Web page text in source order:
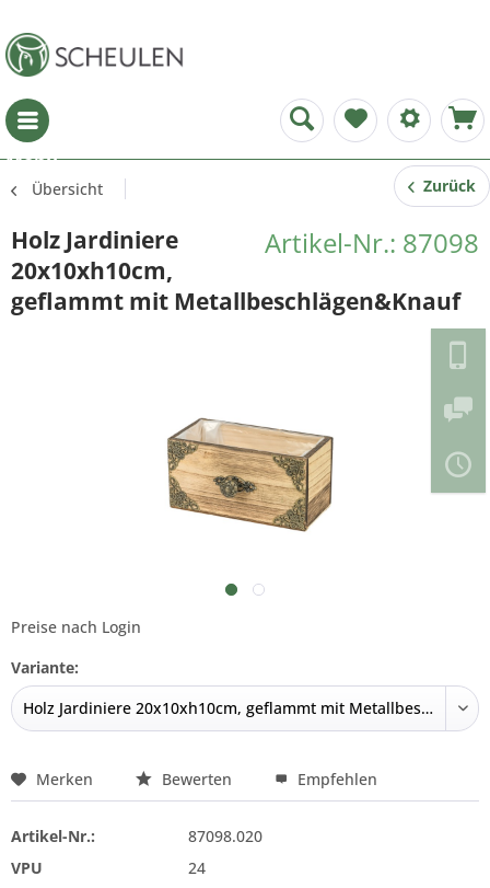
Menü
Übersicht Zurück
Artikel-Nr.: 87098
Holz Jardiniere
20x10xh10cm,
geflammt mit Metallbeschlägen&Knauf
Preise nach Login
Variante:
Merken Bewerten Empfehlen
Artikel-Nr.:
87098.020
VPU
24